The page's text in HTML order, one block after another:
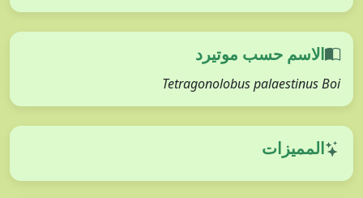
الاسم حسب موتيرد
Tetragonolobus palaestinus Boi
المميزات